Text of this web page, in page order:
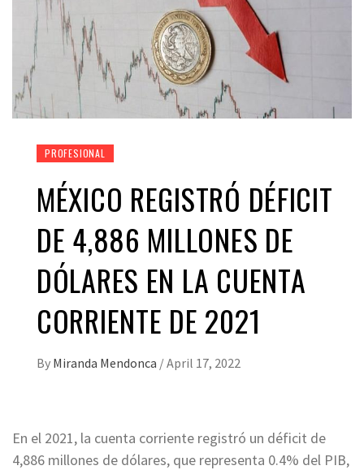
PROFESIONAL
MÉXICO REGISTRÓ DÉFICIT
DE 4,886 MILLONES DE
DÓLARES EN LA CUENTA
CORRIENTE DE 2021
By Miranda Mendonca /April 17, 2022
En el 2021, la cuenta corriente registró un déficit de
4,886 millones de dólares, que representa 0.4% del PIB,